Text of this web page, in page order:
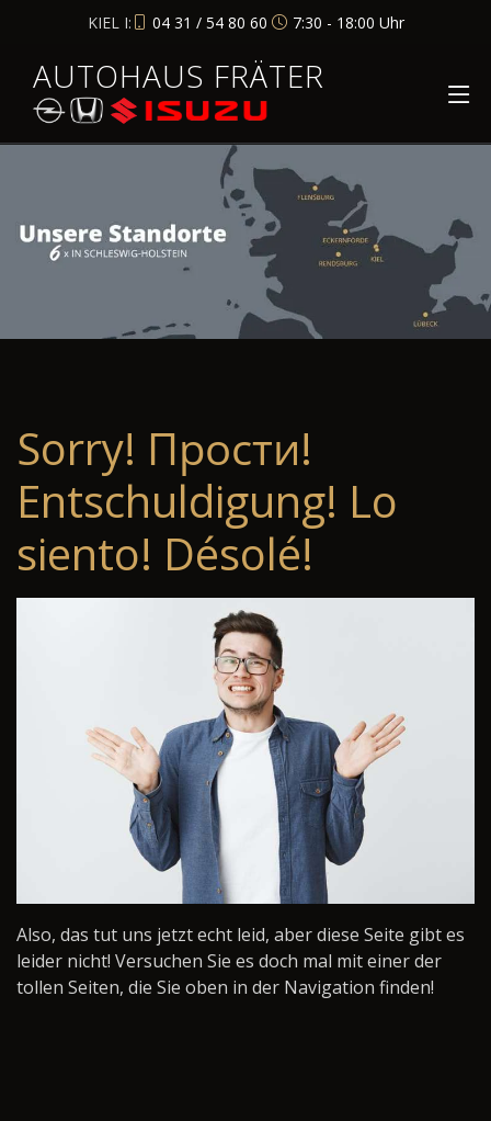
KIEL I: 04 31 / 54 80 60 7:30 - 18:00 Uhr
AUTOHAUS FRÄTER
Sorry! Прости!
Entschuldigung! Lo
siento! Désolé!
Also, das tut uns jetzt echt leid, aber diese Seite gibt es
leider nicht! Versuchen Sie es doch mal mit einer der
tollen Seiten, die Sie oben in der Navigation finden!